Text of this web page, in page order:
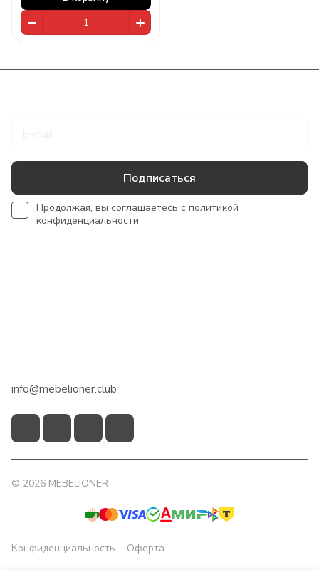
Подписаться
Продолжая, вы соглашаетесь с политикой
конфиденциальности
info@mebelioner.club
© 2026 MEBELIONER
Конфиденциальность Оферта